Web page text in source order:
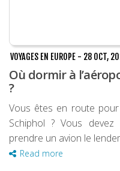
VOYAGES EN EUROPE - 28 OCT,
Où dormir à
?
Vous êtes en route
Schiphol ? Vous
prendre un avion le
Read more